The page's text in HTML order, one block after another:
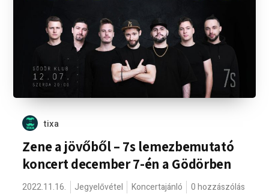
tixa
Zene a jövőből – 7s lemezbemutató
koncert december 7-én a Gödörben
2022.11.16. Jegyelővétel Koncertajánló 0 hozzászólás